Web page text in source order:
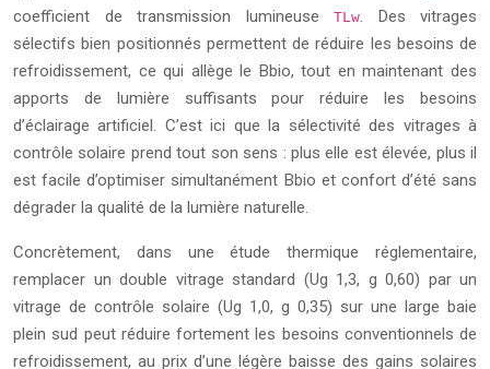
coefficient de transmission lumineuse TLw . Des vitrages
sélectifs bien positionnés permettent de réduire les besoins de
refroidissement, ce qui allège le Bbio, tout en maintenant des
apports de lumière suffisants pour réduire les besoins
d’éclairage artificiel. C’est ici que la sélectivité des vitrages à
contrôle solaire prend tout son sens : plus elle est élevée, plus il
est facile d’optimiser simultanément Bbio et confort d’été sans
dégrader la qualité de la lumière naturelle.
Concrètement, dans une étude thermique réglementaire,
remplacer un double vitrage standard (Ug 1,3, g 0,60) par un
vitrage de contrôle solaire (Ug 1,0, g 0,35) sur une large baie
plein sud peut réduire fortement les besoins conventionnels de
refroidissement, au prix d’une légère baisse des gains solaires